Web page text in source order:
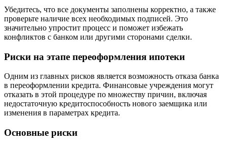
Убедитесь, что все документы заполнены корректно, а также
проверьте наличие всех необходимых подписей. Это
значительно упростит процесс и поможет избежать
конфликтов с банком или другими сторонами сделки.
Риски на этапе переоформления ипотеки
Одним из главных рисков является возможность отказа банка
в переоформлении кредита. Финансовые учреждения могут
отказать в этой процедуре по множеству причин, включая
недостаточную кредитоспособность нового заемщика или
изменения в параметрах кредита.
Основные риски